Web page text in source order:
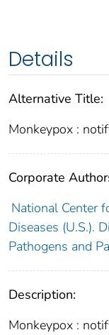
Details
Alternative Title:
Monkeypox :
Corporate
National Center
Diseases (U.S.).
Pathogens and
Description:
Monkeypox :